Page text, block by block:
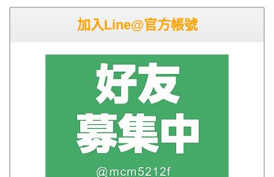
加入Line@官方帳號